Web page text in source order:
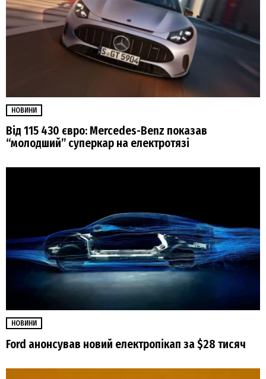
НОВИНИ
Від 115 430 євро: Mercedes-Benz показав
“молодший” суперкар на електротязі
НОВИНИ
Ford анонсував новий електропікап за $28 тисяч